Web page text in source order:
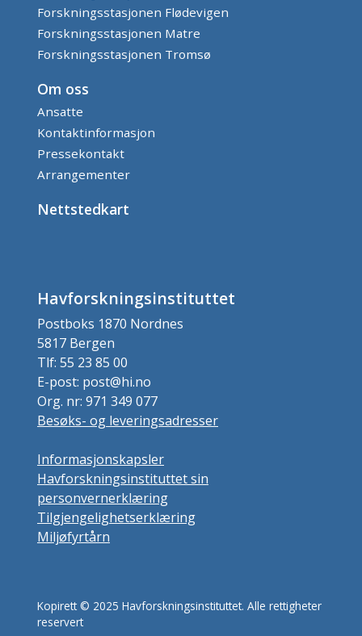
Forskningsstasjonen Flødevigen
Forskningsstasjonen Matre
Forskningsstasjonen Tromsø
Om oss
Ansatte
Kontaktinformasjon
Pressekontakt
Arrangementer
Nettstedkart
Havforskningsinstituttet
Postboks 1870 Nordnes
5817 Bergen
Tlf: 55 23 85 00
E-post: post@hi.no
Org. nr: 971 349 077
Besøks- og leveringsadresser
Informasjonskapsler
Havforskningsinstituttet sin
personvernerklæring
Tilgjengelighetserklæring
Miljøfyrtårn
Kopirett © 2025 Havforskningsinstituttet. Alle rettigheter
reservert